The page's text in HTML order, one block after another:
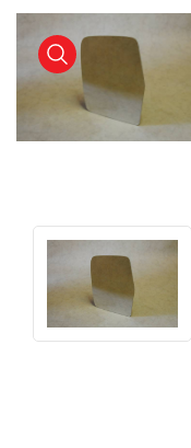
visualizza prodotto